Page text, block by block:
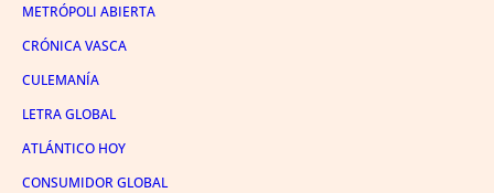
METRÓPOLI ABIERTA
CRÓNICA VASCA
CULEMANÍA
LETRA GLOBAL
ATLÁNTICO HOY
CONSUMIDOR GLOBAL